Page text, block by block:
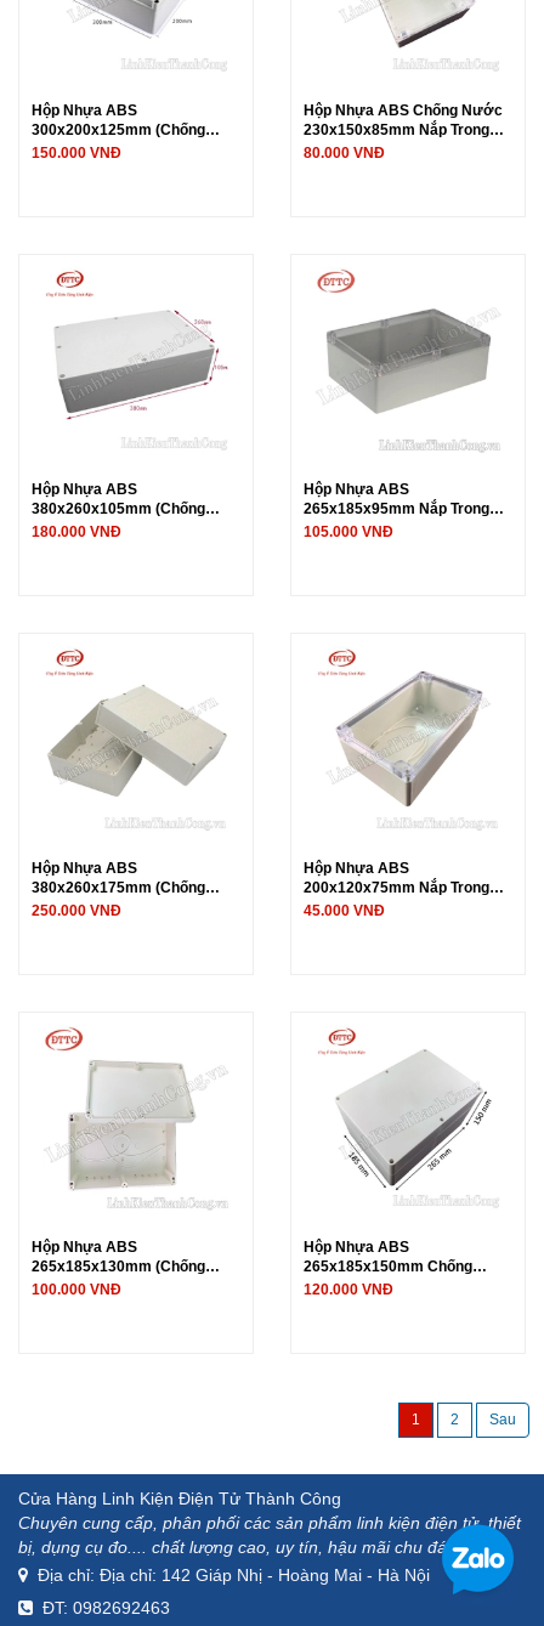
Hộp Nhựa ABS
300x200x125mm (Chống
Nước IP65)
150.000 VNĐ
Hộp Nhựa ABS Chống Nước
230x150x85mm Nắp Trong
Suốt
80.000 VNĐ
Hộp Nhựa ABS
380x260x105mm (Chống
Nước IP65)
180.000 VNĐ
Hộp Nhựa ABS
265x185x95mm Nắp Trong
Suốt (Chống Nước IP65)
105.000 VNĐ
Hộp Nhựa ABS
380x260x175mm (Chống
Nước IP65)
250.000 VNĐ
Hộp Nhựa ABS
200x120x75mm Nắp Trong
Suốt (Chống Nước IP65)
45.000 VNĐ
Hộp Nhựa ABS
265x185x130mm (Chống
Nước IP65)
100.000 VNĐ
Hộp Nhựa ABS
265x185x150mm Chống
Nước
120.000 VNĐ
1 2
Cửa Hàng Linh Kiện Điện Tử Thành Công
Chuyên cung cấp, phân phối các sản phẩm linh kiện điện tử, thiết
bị, dụng cụ đo.... chất lượng cao, uy tín, hậu mãi chu đáo.
Địa chỉ: Địa chỉ: 142 Giáp Nhị - Hoàng Mai - Hà Nội
ĐT: 0982692463